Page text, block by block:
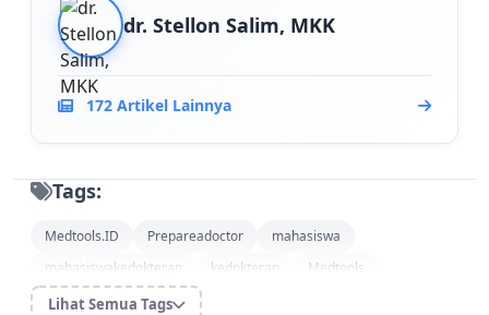
dr. Stellon Salim, MKK
172 Artikel Lainnya
Tags:
Medtools.ID Prepareadoctor
mahasiswa
mahasiswakedokteran
kedokteran
Medtools
dokter muda
Maba FK
Lihat Semua Tags